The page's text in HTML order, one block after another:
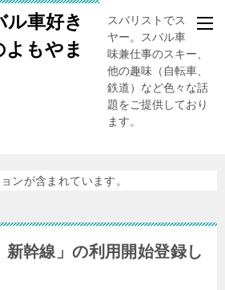
車好き
もやま
スバリストでスキー
ヤー。スバル車、趣
味兼仕事のスキー、
他の趣味（自転車、
鉄道）など色々な話
題をご提供しており
ます。
ンが含まれています。
新幹線」の利用開始登録し